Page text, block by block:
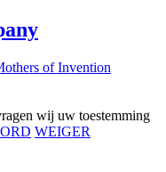
wij uw toestemming
WEIGER